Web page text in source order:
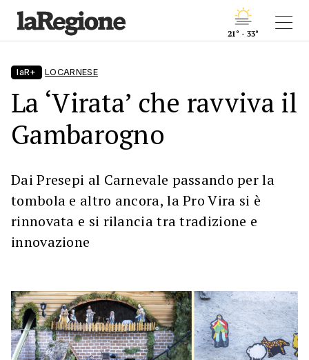
21° - 33°
laR+ LOCARNESE
La ‘Virata’ che ravviva il
Gambarogno
Dai Presepi al Carnevale passando per la
tombola e altro ancora, la Pro Vira si è
rinnovata e si rilancia tra tradizione e
innovazione